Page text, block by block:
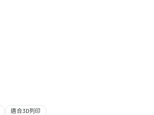
適合3D列印